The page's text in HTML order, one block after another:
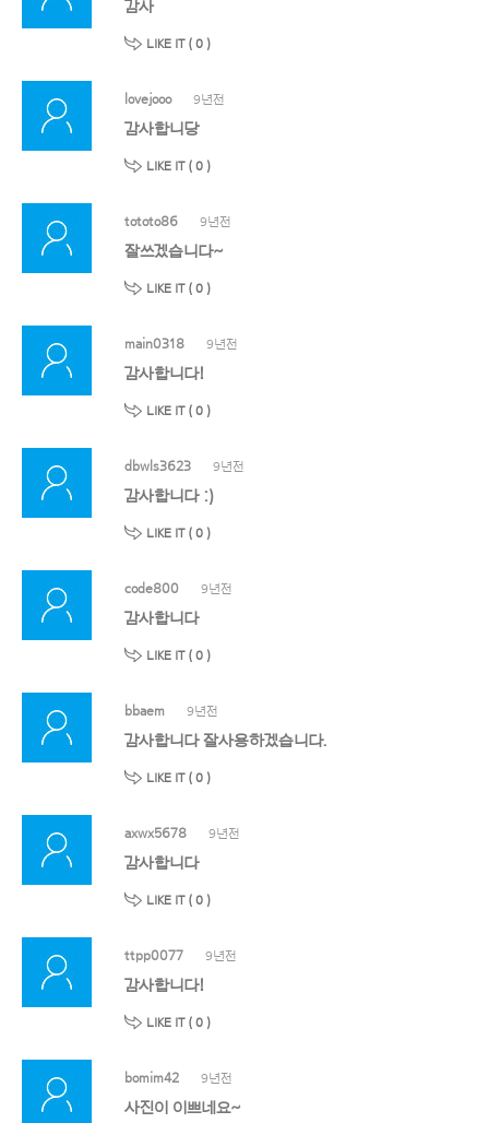
감사
LIKE IT ( 0 )
lovejooo 9년전
감사합니당
LIKE IT ( 0 )
tototo86 9년전
잘쓰겠습니다~
LIKE IT ( 0 )
main0318 9년전
감사합니다!
LIKE IT ( 0 )
dbwls3623 9년전
감사합니다 :)
LIKE IT ( 0 )
code800 9년전
감사합니다
LIKE IT ( 0 )
bbaem 9년전
감사합니다 잘사용하겠습니다.
LIKE IT ( 0 )
axwx5678 9년전
감사합니다
LIKE IT ( 0 )
ttpp0077 9년전
감사합니다!
LIKE IT ( 0 )
bomim42 9년전
사진이 이쁘네요~